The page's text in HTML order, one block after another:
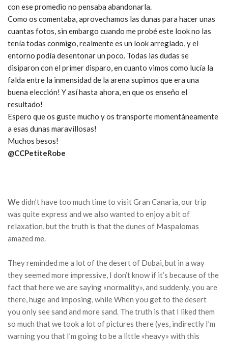
con ese promedio no pensaba abandonarla.
Como os comentaba, aprovechamos las dunas para hacer unas
cuantas fotos, sin embargo cuando me probé este look no las
tenía todas conmigo, realmente es un look arreglado, y el
entorno podía desentonar un poco. Todas las dudas se
disiparon con el primer disparo, en cuanto vimos como lucía la
falda entre la inmensidad de la arena supimos que era una
buena elección! Y así hasta ahora, en que os enseño el
resultado!
Espero que os guste mucho y os transporte momentáneamente
a esas dunas maravillosas!
Muchos besos!
@CCPetiteRobe
We didn’t have too much time to visit Gran Canaria, our trip
was quite express and we also wanted to enjoy a bit of
relaxation, but the truth is that the dunes of Maspalomas
amazed me.
They reminded me a lot of the desert of Dubai, but in a way
they seemed more impressive, I don’t know if it’s because of the
fact that here we are saying «normality», and suddenly, you are
there, huge and imposing, while When you get to the desert
you only see sand and more sand. The truth is that I liked them
so much that we took a lot of pictures there (yes, indirectly I’m
warning you that I’m going to be a little «heavy» with this